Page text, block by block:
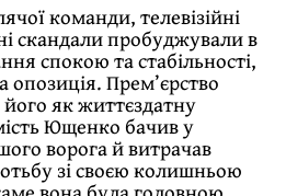
команди, телевізійні
скандали пробуджували в
спокою та стабільності,
Прем’єрство
як життєздатну
Ющенко бачив у
ворога й витрачав
зі своєю колишньою